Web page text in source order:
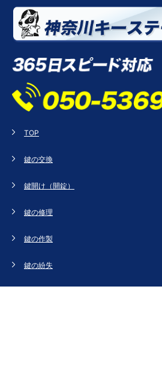
TOP
鍵の交換
鍵開け（開錠）
鍵の修理
鍵の作製
鍵の紛失